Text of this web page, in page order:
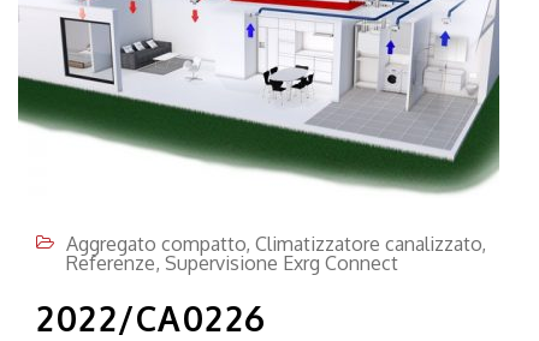
Aggregato compatto, Climatizzatore canalizzato,
Referenze, Supervisione Exrg Connect
2022/CA0226